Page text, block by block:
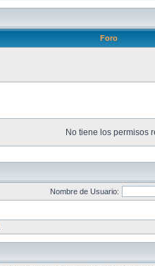
Foro
No tiene los permisos
Nombre de Usuario: